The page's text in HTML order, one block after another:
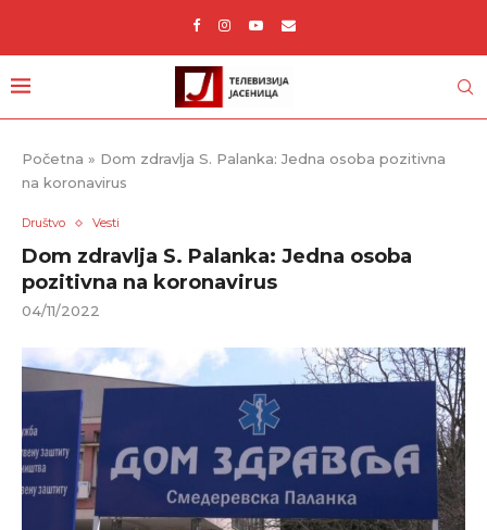
Početna » Dom zdravlja S. Palanka: Jedna osoba pozitivna
na koronavirus
Društvo Vesti
Dom zdravlja S. Palanka: Jedna osoba
pozitivna na koronavirus
04/11/2022